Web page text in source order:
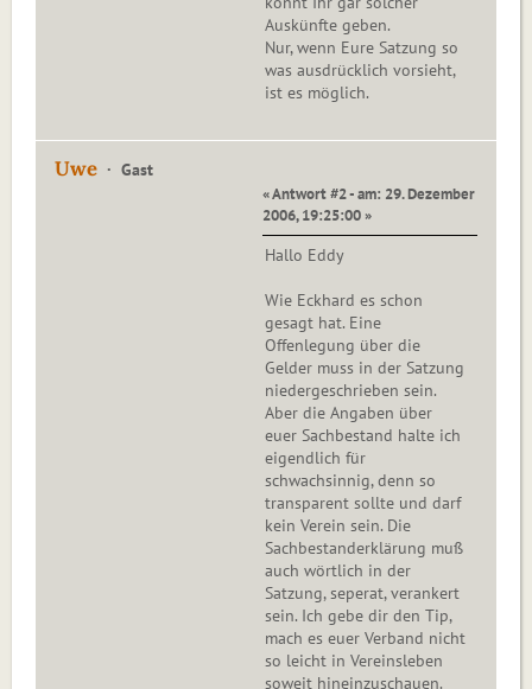
Auskünfte geben.
Nur, wenn Eure Satzung so
was ausdrücklich vorsieht,
ist es möglich.
Uwe Gast
« Antwort #2 - am: 29. Dezember
2006, 19:25:00 »
Hallo Eddy
Wie Eckhard es schon
gesagt hat. Eine
Offenlegung über die
Gelder muss in der Satzung
niedergeschrieben sein.
Aber die Angaben über
euer Sachbestand halte ich
eigendlich für
schwachsinnig, denn so
transparent sollte und darf
kein Verein sein. Die
Sachbestanderklärung muß
auch wörtlich in der
Satzung, seperat, verankert
sein. Ich gebe dir den Tip,
mach es euer Verband nicht
so leicht in Vereinsleben
soweit hineinzuschauen.